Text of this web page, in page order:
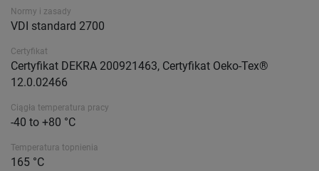
Normy i zasady
VDI standard 2700
Certyfikat
Certyfikat DEKRA 200921463, Certyfikat Oeko-Tex®
12.0.02466
Ciągła temperatura pracy
-40 to +80 °C
Temperatura topnienia
165 °C